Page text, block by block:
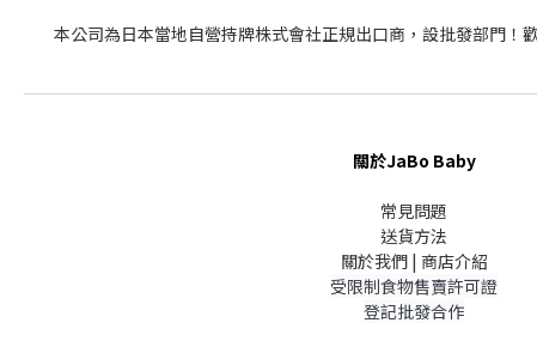
本公司為日本當地自營持牌株式會社正規出口商，設批發部門！
關於JaBo Baby
常見問題
送貨方法
關於我們 | 商店介紹
受限制食物售賣許可證
登記批發合作